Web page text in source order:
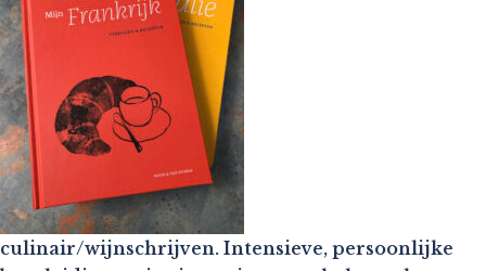
culinair/wijnschrijven. Intensieve, persoonlijke